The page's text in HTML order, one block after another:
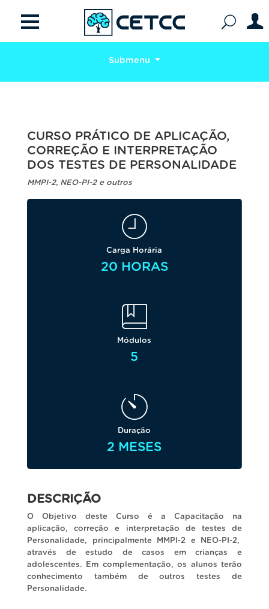
Submenu
CURSO PRÁTICO DE APLICAÇÃO,
CORREÇÃO E INTERPRETAÇÃO
DOS TESTES DE PERSONALIDADE
MMPI-2, NEO-PI-2 e outros
Carga Horária
20 HORAS
Módulos
5
Duração
2 MESES
DESCRIÇÃO
O Objetivo deste Curso é a Capacitação na
aplicação, correção e interpretação de testes de
Personalidade, principalmente MMPI-2 e NEO-PI-2,
através de estudo de casos em crianças e
adolescentes. Em complementação, os alunos terão
conhecimento também de outros testes de
Personalidade.